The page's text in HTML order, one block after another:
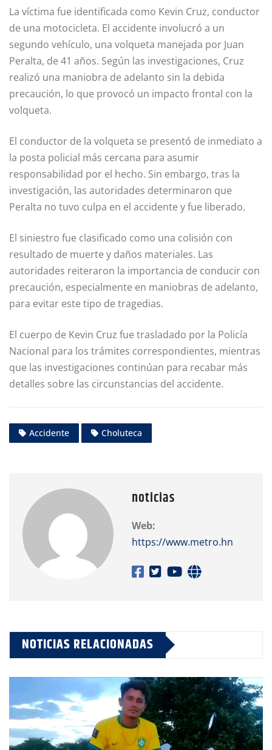
La víctima fue identificada como Kevin Cruz, conductor
de una motocicleta. El accidente involucró a un
segundo vehículo, una volqueta manejada por Juan
Peralta, de 41 años. Según las investigaciones, Cruz
realizó una maniobra de adelanto sin la debida
precaución, lo que provocó un impacto frontal con la
volqueta.
El conductor de la volqueta se presentó de inmediato a
la posta policial más cercana para asumir
responsabilidad por el hecho. Sin embargo, tras la
investigación, las autoridades determinaron que
Peralta no tuvo culpa en el accidente y fue liberado.
El siniestro fue clasificado como una colisión con
resultado de muerte y daños materiales. Las
autoridades reiteraron la importancia de conducir con
precaución, especialmente en maniobras de adelanto,
para evitar este tipo de tragedias.
El cuerpo de Kevin Cruz fue trasladado por la Policía
Nacional para los trámites correspondientes, mientras
que las investigaciones continúan para recabar más
detalles sobre las circunstancias del accidente.
Accidente Choluteca
noticias
Web:
https://www.metro.hn
NOTICIAS RELACIONADAS